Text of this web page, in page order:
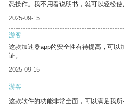
悉操作。我不用看说明书，就可以轻松使
2025-09-15
游客
这款加速器app的安全性有待提高，可以
证。
2025-09-15
游客
这款软件的功能非常全面，可以满足我所